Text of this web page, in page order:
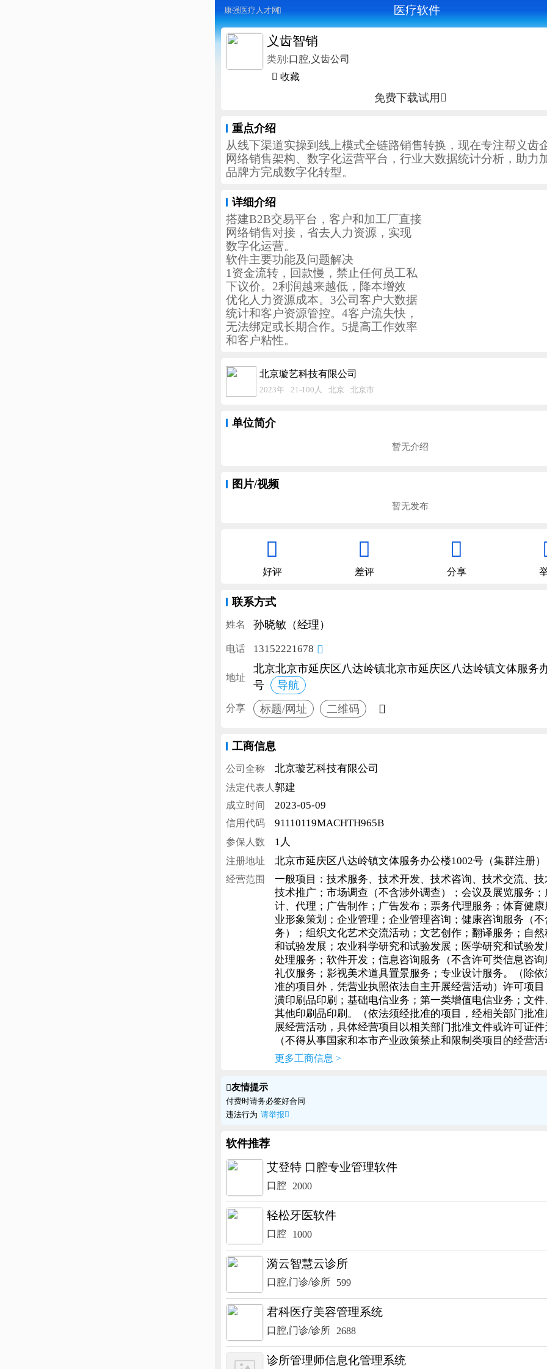
康强医疗人才网 医疗软件
义齿智销
类别:口腔,义齿公司
 收藏
免费下载试用 
重点介绍
从线下渠道实操到线上模式全链路销售转换，现在专注帮义齿
网络销售架构、数字化运营平台，行业大数据统计分析，助力
品牌方完成数字化转型。
详细介绍
搭建B2B交易平台，客户和加工厂直接
网络销售对接，省去人力资源，实现
数字化运营。
软件主要功能及问题解决
1资金流转，回款慢，禁止任何员工私
下议价。2利润越来越低，降本增效
优化人力资源成本。3公司客户大数据
统计和客户资源管控。4客户流失快，
无法绑定或长期合作。5提高工作效率
和客户粘性。
北京璇艺科技有限公司
2023年 21-100人 北京 北京市
单位简介
暂无介绍
图片/视频
暂无发布

好评

差评

分享
联系方式
姓名 孙晓敏（经理）
电话 13152221678 
地址
北京北京市延庆区八达岭镇北京市延庆区八达岭镇文体服务
号
导航
分享 标题/网址 二维码 
工商信息
公司全称 北京璇艺科技有限公司
法定代表人 郭建
成立时间 2023-05-09
信用代码 91110119MACHTH965B
参保人数 1人
注册地址 北京市延庆区八达岭镇文体服务办公楼1002号（集群注册）
经营范围
一般项目：技术服务、技术开发、技术咨询、技术交流、
技术推广；市场调查（不含涉外调查）；会议及展览服务
计、代理；广告制作；广告发布；票务代理服务；体育健
业形象策划；企业管理；企业管理咨询；健康咨询服务（
务）；组织文化艺术交流活动；文艺创作；翻译服务；自
和试验发展；农业科学研究和试验发展；医学研究和试验
处理服务；软件开发；信息咨询服务（不含许可类信息咨
礼仪服务；影视美术道具置景服务；专业设计服务。（除
准的项目外，凭营业执照依法自主开展经营活动）许可项
潢印刷品印刷；基础电信业务；第一类增值电信业务；文
其他印刷品印刷。（依法须经批准的项目，经相关部门批
展经营活动，具体经营项目以相关部门批准文件或许可证
（不得从事国家和本市产业政策禁止和限制类项目的经营
更多工商信息 >
友情提示
付费时请务必签好合同
违法行为 请举报 
软件推荐
艾登特 口腔专业管理软件
口腔 2000
轻松牙医软件
口腔 1000
漪云智慧云诊所
口腔,门诊/诊所 599
君科医疗美容管理系统
口腔,门诊/诊所 2688
诊所管理师信息化管理系统